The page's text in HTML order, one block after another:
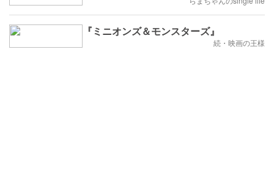
『ミニオンズ＆モンスターズ』
続・映画の王様